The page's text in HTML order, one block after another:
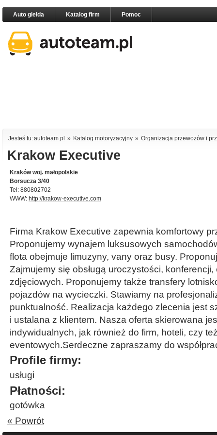
Auto giełda Katalog firm Pomoc
Jesteś tu:autoteam.pl » Katalog motoryzacyjny » Organizacja przewozów i
Krakow Executive
Kraków woj. małopolskie
Borsucza 3/40
Tel: 880802702
WWW: http://krakow-executive.com
Firma Krakow Executive zapewnia komfortowy
Proponujemy wynajem luksusowych
flota obejmuje limuzyny, vany oraz busy.
Zajmujemy się obsługą uroczystości,
zdjęciowych. Proponujemy także transfery
pojazdów na wycieczki. Stawiamy na
punktualność. Realizacja każdego zlecenia jest
i ustalana z klientem. Nasza oferta skierowana
indywidualnych, jak również do firm, hoteli, czy
eventowych.Serdeczne zapraszamy do
Profile firmy:
usługi
Płatności:
gotówka
« Powrót